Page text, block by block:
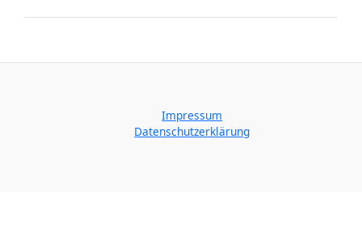
Impressum
Datenschutzerklärung